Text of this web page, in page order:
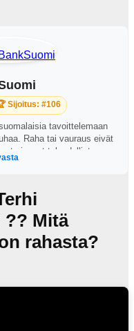
Sijoitus: #106
tavoittelemaan
Raha tai vauraus eivät
tarjoavat taloudellista
aikoina. Tarjoamme
Oivalla
?? Mitä
rahasta?